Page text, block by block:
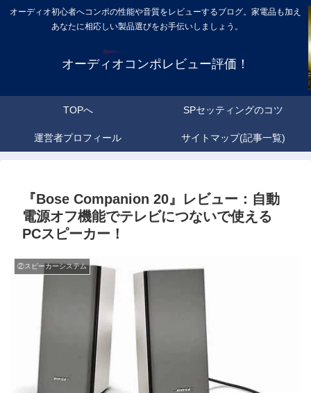
オーディオ初心者へコンポの性能や音質をレビューするブログ。家電品も加え
あなたに相応しい製品選びをお手伝いしましょう。
オーディオコンポレビュー評価！
TOPへ SPセッティングのコツ
運営者プロフィール サイトマップ(記事一覧)
『Bose Companion 20』レビュー：自動
電源オフ機能でテレビにつないで使える
PCスピーカー！
②スピーカーシステム